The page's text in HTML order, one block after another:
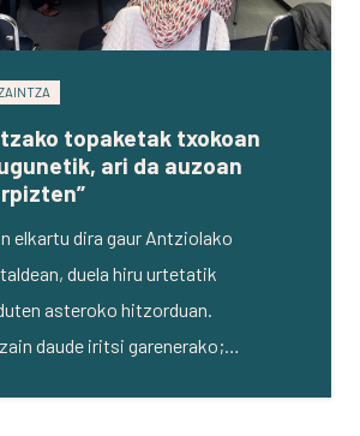
topaketak txokoan
ari da auzoan
elkartu dira gaur Antziolako
duela hiru urtetatik
asteroko hitzorduan.
daude iritsi garenerako;…